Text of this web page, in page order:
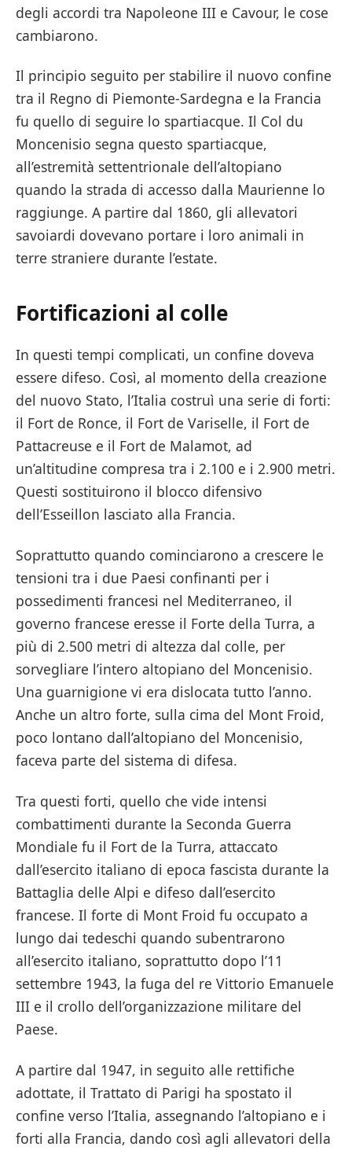
degli accordi tra Napoleone III e Cavour, le cose
cambiarono.
Il principio seguito per stabilire il nuovo confine
tra il Regno di Piemonte-Sardegna e la Francia
fu quello di seguire lo spartiacque. Il Col du
Moncenisio segna questo spartiacque,
all’estremità settentrionale dell’altopiano
quando la strada di accesso dalla Maurienne lo
raggiunge. A partire dal 1860, gli allevatori
savoiardi dovevano portare i loro animali in
terre straniere durante l’estate.
Fortificazioni al colle
In questi tempi complicati, un confine doveva
essere difeso. Così, al momento della creazione
del nuovo Stato, l’Italia costruì una serie di forti:
il Fort de Ronce, il Fort de Variselle, il Fort de
Pattacreuse e il Fort de Malamot, ad
un’altitudine compresa tra i 2.100 e i 2.900 metri.
Questi sostituirono il blocco difensivo
dell’Esseillon lasciato alla Francia.
Soprattutto quando cominciarono a crescere le
tensioni tra i due Paesi confinanti per i
possedimenti francesi nel Mediterraneo, il
governo francese eresse il Forte della Turra, a
più di 2.500 metri di altezza dal colle, per
sorvegliare l’intero altopiano del Moncenisio.
Una guarnigione vi era dislocata tutto l’anno.
Anche un altro forte, sulla cima del Mont Froid,
poco lontano dall’altopiano del Moncenisio,
faceva parte del sistema di difesa.
Tra questi forti, quello che vide intensi
combattimenti durante la Seconda Guerra
Mondiale fu il Fort de la Turra, attaccato
dall’esercito italiano di epoca fascista durante la
Battaglia delle Alpi e difeso dall’esercito
francese. Il forte di Mont Froid fu occupato a
lungo dai tedeschi quando subentrarono
all’esercito italiano, soprattutto dopo l’11
settembre 1943, la fuga del re Vittorio Emanuele
III e il crollo dell’organizzazione militare del
Paese.
A partire dal 1947, in seguito alle rettifiche
adottate, il Trattato di Parigi ha spostato il
confine verso l’Italia, assegnando l’altopiano e i
forti alla Francia, dando così agli allevatori della